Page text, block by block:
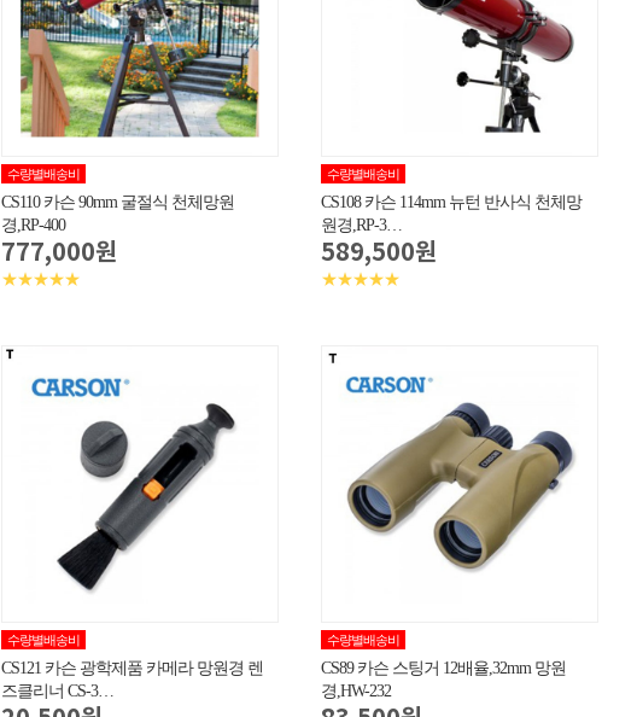
수량별배송비
CS110 카슨 90mm 굴절식 천체망원
경,RP-400
777,000원
★★★★★
수량별배송비
CS108 카슨 114mm 뉴턴 반사식 천체망
원경,RP-3…
589,500원
★★★★★
수량별배송비
CS121 카슨 광학제품 카메라 망원경 렌
즈클리너 CS-3…
수량별배송비
CS89 카슨 스팅거 12배율,32mm 망원
경,HW-232